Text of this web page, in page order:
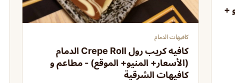
+
كافيهات الدمام
كافيه كريب رول Crepe Roll الدمام
(الأسعار+ المنيو+ الموقع) - مطاعم و
كافيهات الشرقية